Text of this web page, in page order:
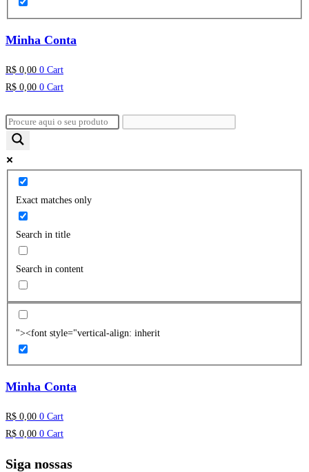
Minha Conta
R$ 0,00 0 Cart
R$ 0,00 0 Cart
Exact matches only
Search in title
Search in content
"><font style="vertical-align: inherit
Minha Conta
R$ 0,00 0 Cart
R$ 0,00 0 Cart
Siga nossas